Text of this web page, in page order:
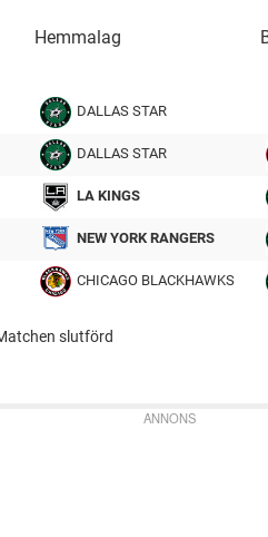
Hemmalag
DALLAS STAR
DALLAS STAR
LA KINGS
NEW YORK RANGERS
CHICAGO BLACKHAWKS
slutförd
ANNONS